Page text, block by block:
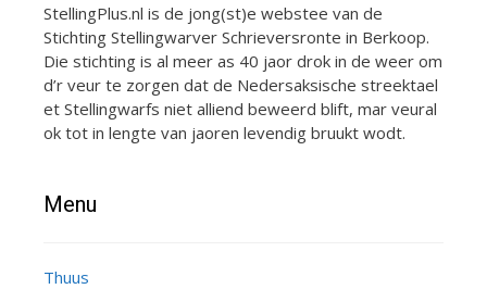
StellingPlus.nl is de jong(st)e webstee van de
Stichting Stellingwarver Schrieversronte in Berkoop.
Die stichting is al meer as 40 jaor drok in de weer om
d’r veur te zorgen dat de Nedersaksische streektael
et Stellingwarfs niet alliend beweerd blift, mar veural
ok tot in lengte van jaoren levendig bruukt wodt.
Menu
Thuus